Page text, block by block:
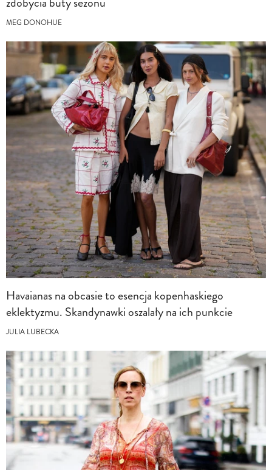
MEG DONOHUE
Havaianas na obcasie to esencja kopenhaskiego
eklektyzmu. Skandynawki oszalały na ich punkcie
JULIA LUBECKA